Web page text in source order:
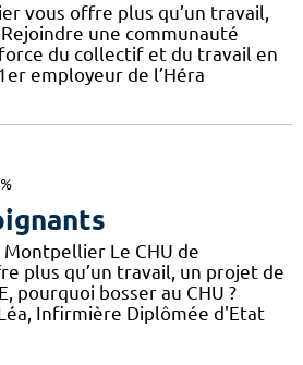
vous offre plus qu’un travail,
une communauté
du collectif et du travail en
employeur de l’Héra
Le CHU de
plus qu’un travail, un projet de
pourquoi bosser au CHU ?
Infirmière Diplômée d'Etat